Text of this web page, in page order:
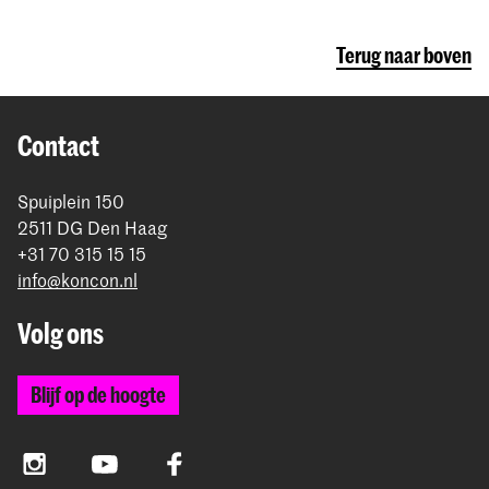
Meer informatie over de tarieven en informatie
Terug naar boven
Contact
Spuiplein 150
2511 DG Den Haag
+31 70 315 15 15
info@koncon.nl
Volg ons
Blijf op de hoogte
InstagramYouTube Facebook